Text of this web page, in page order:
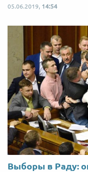
05.06.2019, 14:54
Выборы в Раду: